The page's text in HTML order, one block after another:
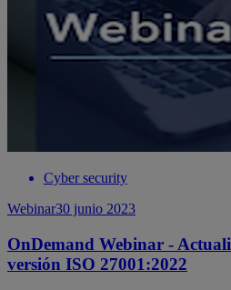
Cyber security
Webinar30 junio 2023
OnDemand Webinar -
versión ISO 27001:2022